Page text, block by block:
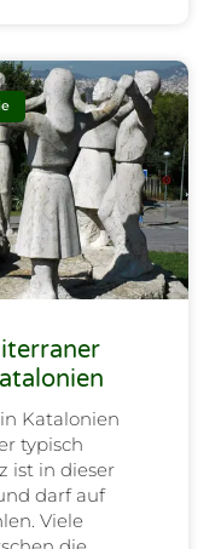
Katalonien
typisch
ist in dieser
darf auf
Viele